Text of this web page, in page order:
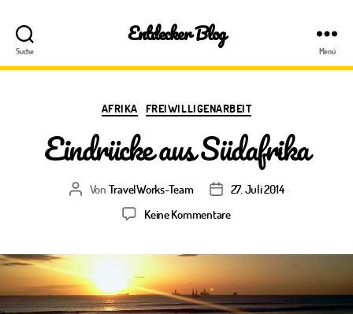
Suche
Entdecker Blog
Menü
Kategorien
AFRIKA FREIWILLIGENARBEIT
Eindrücke aus Südafrika
Beitragsautor
Von TravelWorks-Team Veröffentlichungsdatum
27. Juli 2014
Keine Kommentarezu